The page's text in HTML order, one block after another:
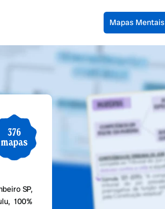
Mapas Mentais
376
mapas
SP,
100%